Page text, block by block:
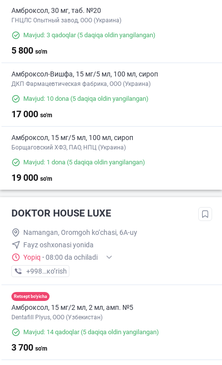
Амброксол, 30 мг, таб. №20
ГНЦЛС Опытный завод, ООО (Украина)
Mavjud: 3 qadoqlar(5 daqiqa oldin yangilangan)
5 800 so'm
Амброксол-Вишфа, 15 мг/5 мл, 100 мл, сироп
ДКП Фармацевтическая фабрика, ООО (Украина)
Mavjud: 10 dona (5 daqiqa oldin yangilangan)
17 000 so'm
Амброксол, 15 мг/5 мл, 100 мл, сироп
Борщаговский ХФЗ, ПАО, НПЦ (Украина)
Mavjud: 1 dona (5 daqiqa oldin yangilangan)
19 000 so'm
DOKTOR HOUSE LUXE
Namangan, Oromgoh ko‘chasi, 6A-uy
Fayz oshxonasi yonida
Yopiq · 08:00 da ochiladi
+998 (91) XXX-XX-XX
кo’rish
Retsept bo'yicha
Амброксол, 15 мг/2 мл, 2 мл, амп. №5
Dentafill Plyus, ООО (Узбекистан)
Mavjud: 14 qadoqlar(5 daqiqa oldin yangilangan)
3 700 so'm